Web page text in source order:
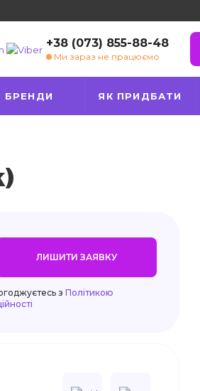
+38 (073) 855-88-48
Ми зараз не працюємо
БРЕНДИ ЯК ПРИДБАТИ
ЛИШИТИ ЗАЯВКУ
з Політикою